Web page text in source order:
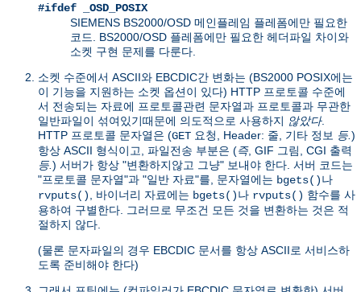
#ifdef _OSD_POSIX
SIEMENS BS2000/OSD 메인플레임 플레폼에만 필요한
코드. BS2000/OSD 플레폼에만 필요한 헤더파일 차이와
소켓 구현 문제를 다룬다.
소켓 수준에서 ASCII와 EBCDIC간 변화는 (BS2000 POSIX에는
이 기능을 지원하는 소켓 옵션이 있다) HTTP 프로토콜 수준에
서 전송되는 자료에 프로토콜관련 문자열과 프로토콜과 무관한
일반파일이 섞여있기때문에 의도적으로 사용하지 않았다.
HTTP 프로토콜 문자열은 (GET 요청, Header: 줄, 기타 정보 등. )
항상 ASCII 형식이고, 파일전송 부분은 (즉, GIF 그림, CGI 출력
등. ) 서버가 항상 "변환하지않고 그냥" 보내야 한다. 서버 코드는
"프로토콜 문자열"과 "일반 자료"를, 문자열에는 bgets()나
rvputs()
, 바이너리 자료에는 bgets()나 rvputs() 함수를 사
용하여 구별한다. 그러므로 무조건 모든 것을 변환하는 것은 적
절하지 않다.
(물론 문자파일의 경우 EBCDIC 문서를 항상 ASCII로 서비스하
도록 준비해야 한다)